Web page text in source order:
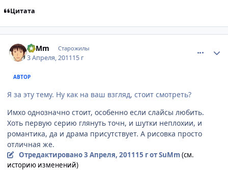
Цитата
SuMm Старожилы
3 Апреля, 201115 г
АВТОР
Я за эту тему. Ну как на ваш взгляд, стоит смотреть?
Имхо однозначно стоит, особенно если слайсы любить.
Хоть первую серию глянуть точн, и шутки неплохии, и
романтика, да и драма присутствует. А рисовка просто
отличная же.
Отредактировано3 Апреля, 201115 гот SuMm (см.
историю изменений)